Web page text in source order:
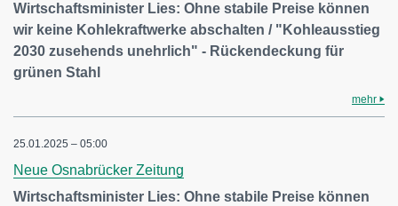
Wirtschaftsminister Lies: Ohne stabile Preise können
wir keine Kohlekraftwerke abschalten / "Kohleausstieg
2030 zusehends unehrlich" - Rückendeckung für
grünen Stahl
mehr
25.01.2025 – 05:00
Neue Osnabrücker Zeitung
Wirtschaftsminister Lies: Ohne stabile Preise können